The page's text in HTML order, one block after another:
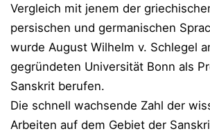
Vergleich mit jenem der
persischen und germanischen
wurde August Wilhelm v. Schlegel
gegründeten Universität Bonn als
Sanskrit berufen.
Die schnell wachsende Zahl der
Arbeiten auf dem Gebiet der